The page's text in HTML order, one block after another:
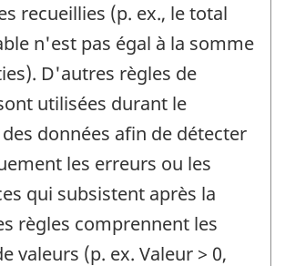
recueillies (p. ex., le total
n'est pas égal à la somme
D'autres règles de
utilisées durant le
données afin de détecter
les erreurs ou les
qui subsistent après la
règles comprennent les
valeurs (p. ex. Valeur > 0,